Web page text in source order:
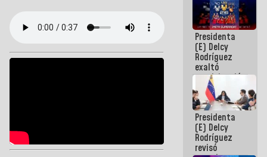
Presidenta
(E) Delcy
Rodríguez
exaltó
participación
de
Venezuela
en Juegos
Centroamericanos
y del Caribe
2026
Presidenta
(E) Delcy
Rodríguez
revisó